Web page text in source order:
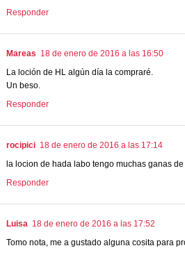
Responder
Mareas 18 de enero de 2016 a las 16:50
La loción de HL algún día la compraré.
Un beso.
Responder
rocipici 18 de enero de 2016 a las 17:14
la locion de hada labo tengo muchas ganas
Responder
Luisa 18 de enero de 2016 a las 17:52
Tomo nota, me a gustado alguna cosita para